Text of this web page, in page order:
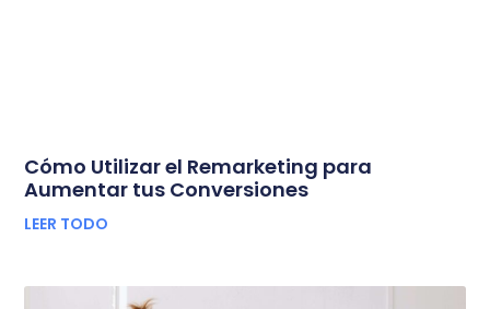
Cómo Utilizar el Remarketing para
Aumentar tus Conversiones
LEER TODO